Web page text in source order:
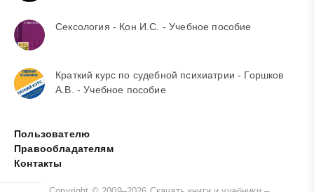
Сексология - Кон И.С. - Учебное пособие
Краткий курс по судебной психиатрии - Горшков
А.В. - Учебное пособие
Пользователю
Правообладателям
Контакты